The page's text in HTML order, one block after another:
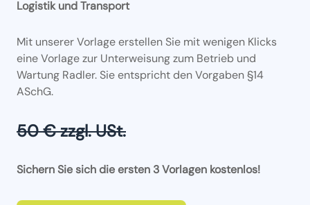
Logistik und Transport
Mit unserer Vorlage erstellen Sie mit wenigen Klicks
eine Vorlage zur Unterweisung zum Betrieb und
Wartung Radler. Sie entspricht den Vorgaben §14
ASchG.
50 € zzgl. USt.
Sichern Sie sich die ersten 3 Vorlagen kostenlos!